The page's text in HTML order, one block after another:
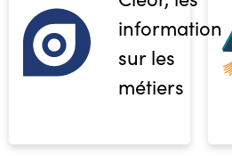
informations
sur les
métiers